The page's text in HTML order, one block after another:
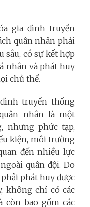
gia đình truyền
quân nhân phải
sâu, có sự kết hợp
nhân và phát huy
chủ thể.
truyền thống
nhân là một
nhưng phức tạp,
kiện, môi trường
đến nhiều lực
quân đội. Do
phát huy được
không chỉ có các
còn bao gồm các